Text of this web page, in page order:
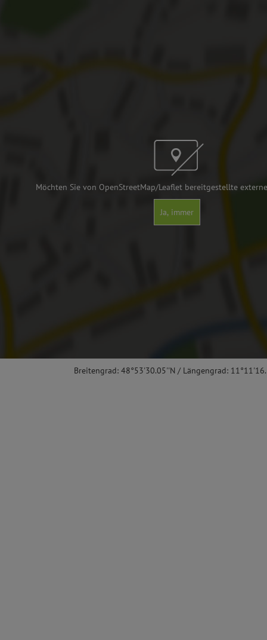
Möchten Sie von OpenStreetMap/Leaflet bereitgestellte
Ja, immer
Breitengrad: 48°53'30.05''N / Längengrad: